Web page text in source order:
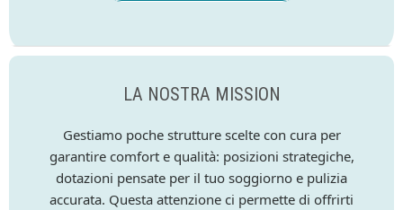
LA NOSTRA MISSION
Gestiamo poche strutture scelte con cura per
garantire comfort e qualità: posizioni strategiche,
dotazioni pensate per il tuo soggiorno e pulizia
accurata. Questa attenzione ci permette di offrirti